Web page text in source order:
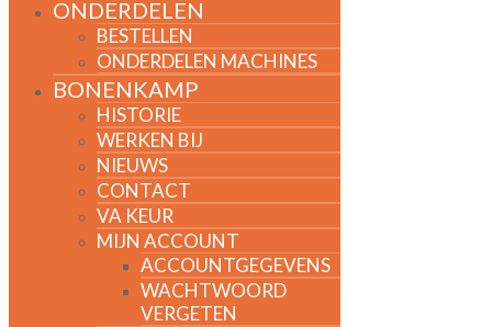
ONDERDELEN
BESTELLEN
ONDERDELEN MACHINES
BONENKAMP
HISTORIE
WERKEN BIJ
NIEUWS
CONTACT
VA KEUR
MIJN ACCOUNT
ACCOUNTGEGEVENS
WACHTWOORD
VERGETEN